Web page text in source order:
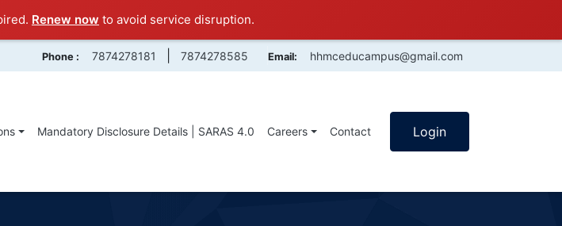
Renew now to avoid service disruption.
Phone : 7874278181 7874278585 Email: hhmceducampus@gmail.com
Mandatory Disclosure Details | SARAS 4.0 Careers Contact Login